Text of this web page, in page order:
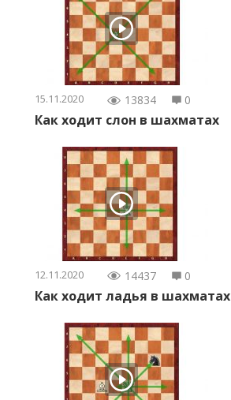
15.11.2020 13834 0
Как ходит слон в шахматах
12.11.2020 14437 0
Как ходит ладья в шахматах